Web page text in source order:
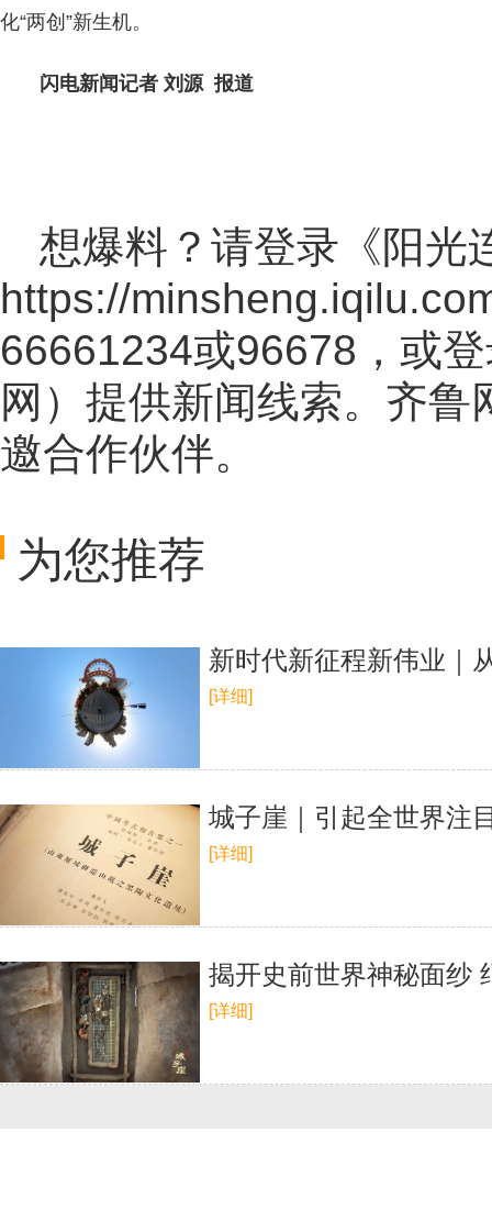
化“两创”新生机。
闪电新闻记者 刘源 报道
想爆料？请登录《阳光
https://
66661234或96678，或
网 ）提供新闻线索。齐鲁
邀合作伙伴。
为您推荐
新时代新征程新伟业｜
[详细]
城子崖｜引起全世界注
[详细]
揭开史前世界神秘面纱
[详细]